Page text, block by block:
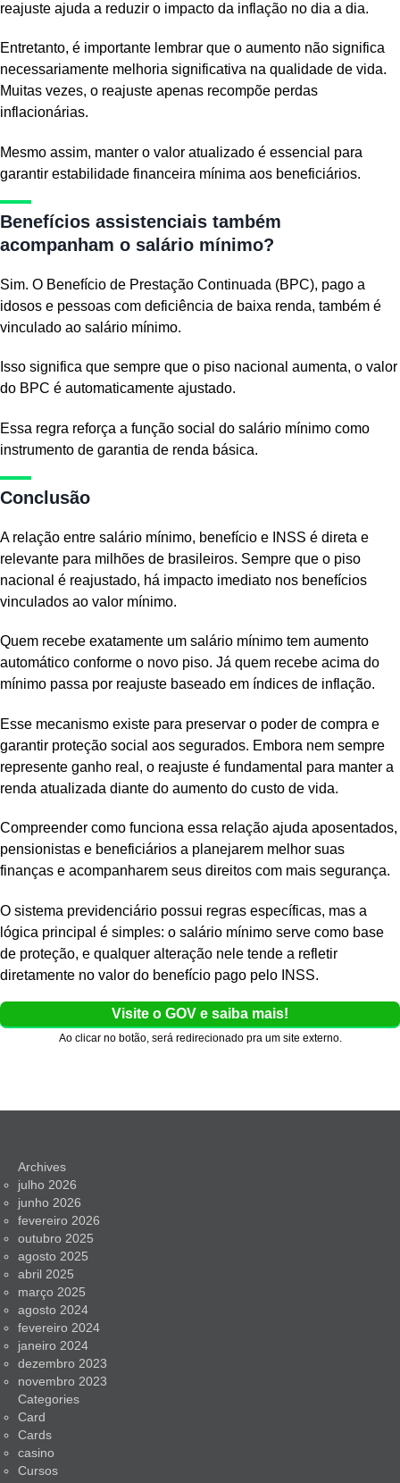
reajuste ajuda a reduzir o impacto da inflação no dia a dia.
Entretanto, é importante lembrar que o aumento não significa
necessariamente melhoria significativa na qualidade de vida.
Muitas vezes, o reajuste apenas recompõe perdas
inflacionárias.
Mesmo assim, manter o valor atualizado é essencial para
garantir estabilidade financeira mínima aos beneficiários.
Benefícios assistenciais também
acompanham o salário mínimo?
Sim. O Benefício de Prestação Continuada (BPC), pago a
idosos e pessoas com deficiência de baixa renda, também é
vinculado ao salário mínimo.
Isso significa que sempre que o piso nacional aumenta, o valor
do BPC é automaticamente ajustado.
Essa regra reforça a função social do salário mínimo como
instrumento de garantia de renda básica.
Conclusão
A relação entre salário mínimo, benefício e INSS é direta e
relevante para milhões de brasileiros. Sempre que o piso
nacional é reajustado, há impacto imediato nos benefícios
vinculados ao valor mínimo.
Quem recebe exatamente um salário mínimo tem aumento
automático conforme o novo piso. Já quem recebe acima do
mínimo passa por reajuste baseado em índices de inflação.
Esse mecanismo existe para preservar o poder de compra e
garantir proteção social aos segurados. Embora nem sempre
represente ganho real, o reajuste é fundamental para manter a
renda atualizada diante do aumento do custo de vida.
Compreender como funciona essa relação ajuda aposentados,
pensionistas e beneficiários a planejarem melhor suas
finanças e acompanharem seus direitos com mais segurança.
O sistema previdenciário possui regras específicas, mas a
lógica principal é simples: o salário mínimo serve como base
de proteção, e qualquer alteração nele tende a refletir
diretamente no valor do benefício pago pelo INSS.
Visite o GOV e saiba mais!
Ao clicar no botão, será redirecionado pra um site externo.
Archives
julho 2026
junho 2026
fevereiro 2026
outubro 2025
agosto 2025
abril 2025
março 2025
agosto 2024
fevereiro 2024
janeiro 2024
dezembro 2023
novembro 2023
Categories
Card
Cards
casino
Cursos